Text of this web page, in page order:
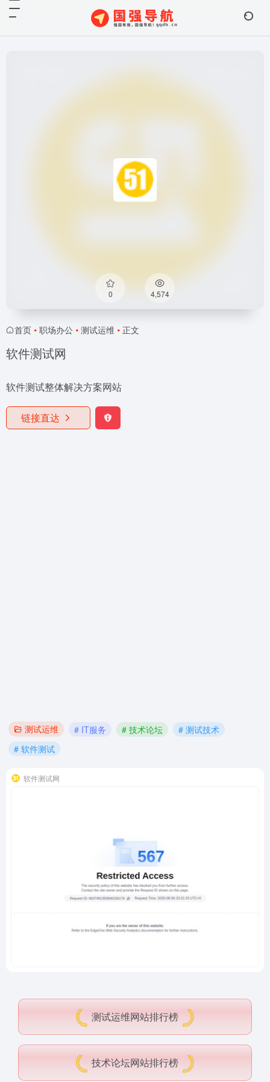
0 4,574
首页 • 职场办公 • 测试运维 • 正文
软件测试网
软件测试整体解决方案网站
链接直达
测试运维 # IT服务 # 技术论坛
# 测试技术
# 软件测试
软件测试网
测试运维网站排行榜
技术论坛网站排行榜